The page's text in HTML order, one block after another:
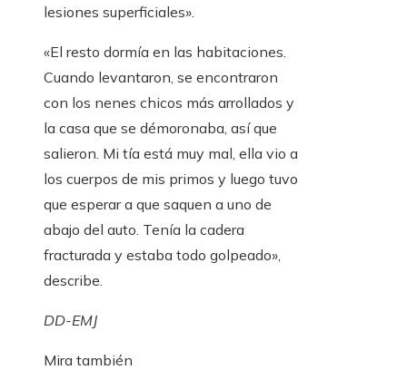
lesiones superficiales».
«El resto dormía en las habitaciones.
Cuando levantaron, se encontraron
con los nenes chicos más arrollados y
la casa que se démoronaba, así que
salieron. Mi tía está muy mal, ella vio a
los cuerpos de mis primos y luego tuvo
que esperar a que saquen a uno de
abajo del auto. Tenía la cadera
fracturada y estaba todo golpeado»,
describe.
DD-EMJ
Mira también